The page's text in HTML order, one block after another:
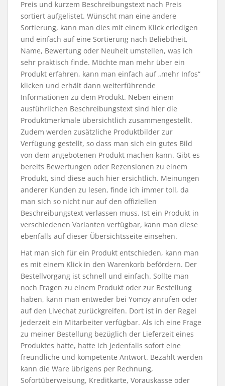
Preis und kurzem Beschreibungstext nach Preis
sortiert aufgelistet. Wünscht man eine andere
Sortierung, kann man dies mit einem Klick erledigen
und einfach auf eine Sortierung nach Beliebtheit,
Name, Bewertung oder Neuheit umstellen, was ich
sehr praktisch finde. Möchte man mehr über ein
Produkt erfahren, kann man einfach auf „mehr Infos“
klicken und erhält dann weiterführende
Informationen zu dem Produkt. Neben einem
ausführlichen Beschreibungstext sind hier die
Produktmerkmale übersichtlich zusammengestellt.
Zudem werden zusätzliche Produktbilder zur
Verfügung gestellt, so dass man sich ein gutes Bild
von dem angebotenen Produkt machen kann. Gibt es
bereits Bewertungen oder Rezensionen zu einem
Produkt, sind diese auch hier ersichtlich. Meinungen
anderer Kunden zu lesen, finde ich immer toll, da
man sich so nicht nur auf den offiziellen
Beschreibungstext verlassen muss. Ist ein Produkt in
verschiedenen Varianten verfügbar, kann man diese
ebenfalls auf dieser Übersichtsseite einsehen.
Hat man sich für ein Produkt entschieden, kann man
es mit einem Klick in den Warenkorb befördern. Der
Bestellvorgang ist schnell und einfach. Sollte man
noch Fragen zu einem Produkt oder zur Bestellung
haben, kann man entweder bei Yomoy anrufen oder
auf den Livechat zurückgreifen. Dort ist in der Regel
jederzeit ein Mitarbeiter verfügbar. Als ich eine Frage
zu meiner Bestellung bezüglich der Lieferzeit eines
Produktes hatte, hatte ich jedenfalls sofort eine
freundliche und kompetente Antwort. Bezahlt werden
kann die Ware übrigens per Rechnung,
Sofortüberweisung, Kreditkarte, Vorauskasse oder